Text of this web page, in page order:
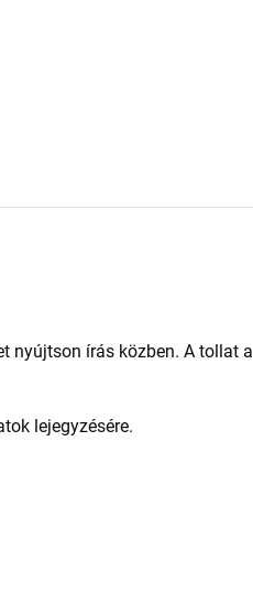
nyújtson írás közben. A tollat a
lejegyzésére.